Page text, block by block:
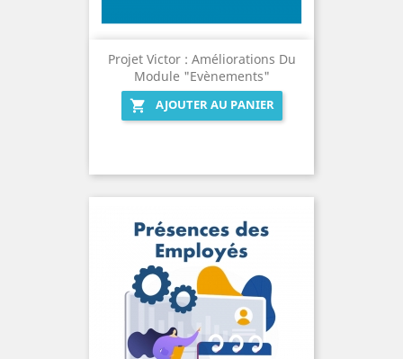
Projet Victor : Améliorations Du
Module "Evènements"

AJOUTER AU PANIER